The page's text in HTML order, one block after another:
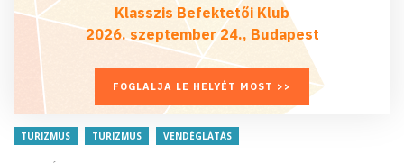
Klasszis Befektetői Klub
2026. szeptember 24., Budapest
FOGLALJA LE HELYÉT MOST >>
TURIZMUS TURIZMUS VENDÉGLÁTÁS